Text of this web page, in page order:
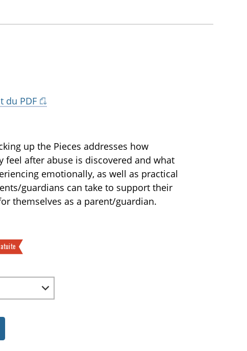
du PDF
up the Pieces addresses how
feel after abuse is discovered and what
emotionally, as well as practical
guardians can take to support their
themselves as a parent/guardian.